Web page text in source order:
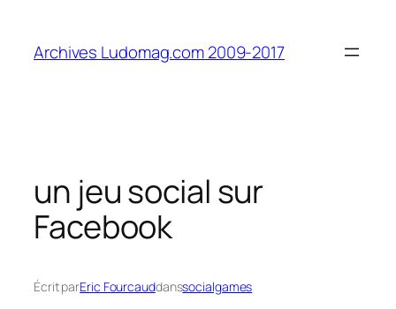
contenu
Archives Ludomag.com 2009-2017
un jeu social sur
Facebook
Écrit parEric Fourcauddanssocialgames